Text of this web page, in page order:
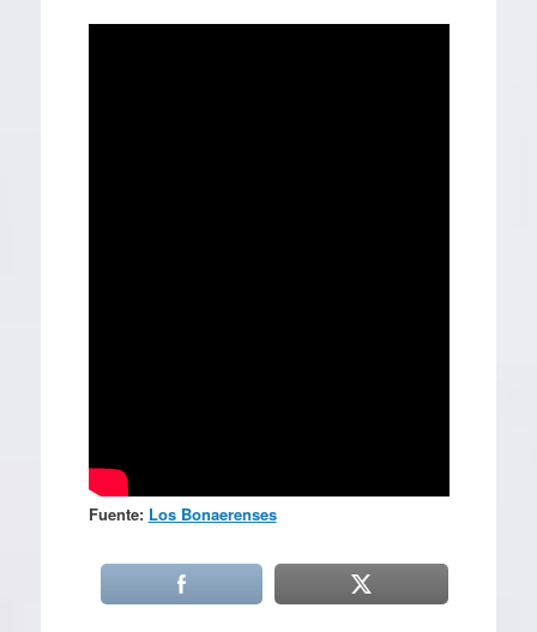
Fuente: Los Bonaerenses